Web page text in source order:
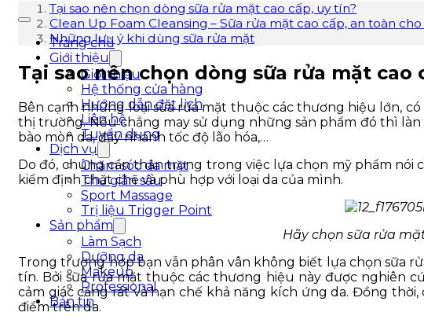
Trang chủ
Giới thiệu
Giới thiệu
Hệ thống cửa hàng
Hướng dẫn đặt lịch
Liên hệ
Tuyển dụng
Dịch vụ
Chăm sóc da mặt
Thư giãn sâu
Sport Massage
Trị liệu Trigger Point
Sản phẩm
Làm Sạch
Dưỡng da
Makeup
Professional
Bản tin
Tại sao nên chọn dòng sữa rửa mặt cao cấp, uy tín?
Clean Up Foam Cleansing – Sữa rửa mặt cao cấp, an toàn
Những lưu ý khi dùng sữa rửa mặt
Tại sao nên chọn dòng sữa rửa mặt cao
Bên cạnh những loại sữa rửa mặt thuộc các thương hiệu lớn,
thị trường. Nếu chẳng may sử dụng những sản phẩm đó thì
bào mòn da, đẩy nhanh tốc độ lão hóa,…
Do đó, chúng cần thận trọng trong việc lựa chọn mỹ phẩm nói
kiểm định chặt chẽ và phù hợp với loại da của mình.
Hãy chọn sữa rửa
Trong trường hợp bạn vẫn phân vân không biết lựa chọn sữa
tín. Bởi sữa rửa mặt thuộc các thương hiệu này được nghiên
cảm giác căng rát và hạn chế khả năng kích ứng da. Đồng
điểm trên da.